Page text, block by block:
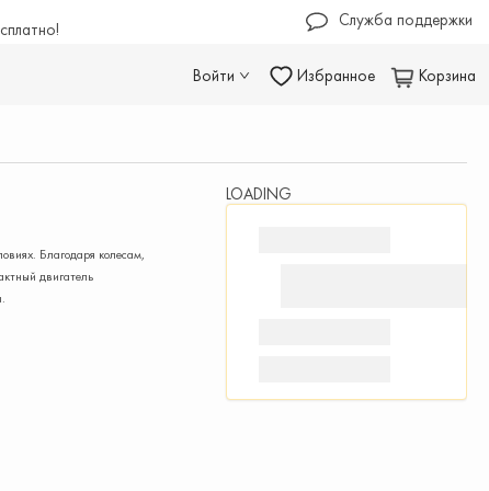
Служба поддержки
Войти Избранное Корзина
Благодаря колесам,
двигатель
LOADING